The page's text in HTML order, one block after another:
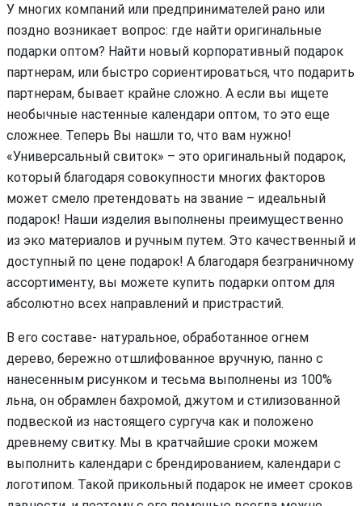
У многих компаний или предпринимателей рано или
поздно возникает вопрос: где найти оригинальные
подарки оптом? Найти новый корпоративный подарок
партнерам, или быстро сориентироваться, что подарить
партнерам, бывает крайне сложно. А если вы ищете
необычные настенные календари оптом, то это еще
сложнее. Теперь Вы нашли то, что вам нужно!
«Универсальный свиток» – это оригинальный подарок,
который благодаря совокупности многих факторов
может смело претендовать на звание – идеальный
подарок! Наши изделия выполнены преимущественно
из эко материалов и ручным путем. Это качественный и
доступный по цене подарок! А благодаря безграничному
ассортименту, вы можете купить подарки оптом для
абсолютно всех направлений и пристрастий.
В его составе- натуральное, обработанное огнем
дерево, бережно отшлифованное вручную, панно с
нанесенным рисунком и тесьма выполнены из 100%
льна, он обрамлен бахромой, джутом и стилизованной
подвеской из настоящего сургуча как и положено
древнему свитку. Мы в кратчайшие сроки можем
выполнить календари с брендированием, календари с
логотипом. Такой прикольный подарок не имеет сроков